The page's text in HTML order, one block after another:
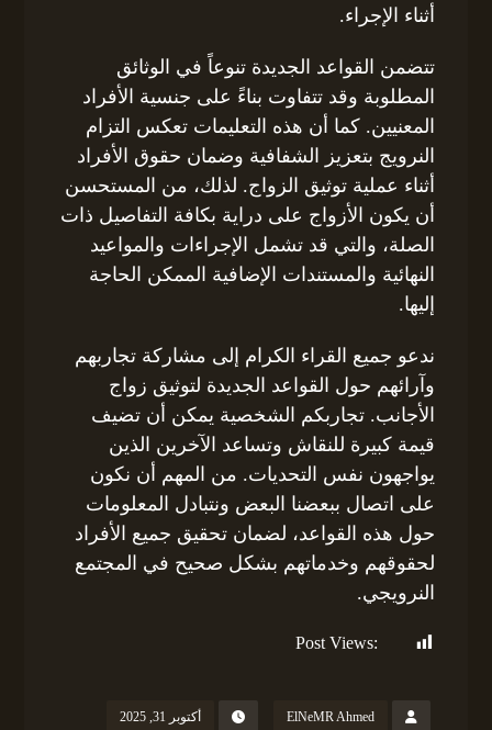
أثناء الإجراء.
تتضمن القواعد الجديدة تنوعاً في الوثائق
المطلوبة وقد تتفاوت بناءً على جنسية الأفراد
المعنيين. كما أن هذه التعليمات تعكس التزام
النرويج بتعزيز الشفافية وضمان حقوق الأفراد
أثناء عملية توثيق الزواج. لذلك، من المستحسن
أن يكون الأزواج على دراية بكافة التفاصيل ذات
الصلة، والتي قد تشمل الإجراءات والمواعيد
النهائية والمستندات الإضافية الممكن الحاجة
إليها.
ندعو جميع القراء الكرام إلى مشاركة تجاربهم
وآرائهم حول القواعد الجديدة لتوثيق زواج
الأجانب. تجاربكم الشخصية يمكن أن تضيف
قيمة كبيرة للنقاش وتساعد الآخرين الذين
يواجهون نفس التحديات. من المهم أن نكون
على اتصال ببعضنا البعض ونتبادل المعلومات
حول هذه القواعد، لضمان تحقيق جميع الأفراد
لحقوقهم وخدماتهم بشكل صحيح في المجتمع
النرويجي.
Post Views:
ElNeMR Ahmed أكتوبر 31, 2025